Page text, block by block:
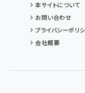
本サイトについて
お問い合わせ
プライバシーポリ
会社概要